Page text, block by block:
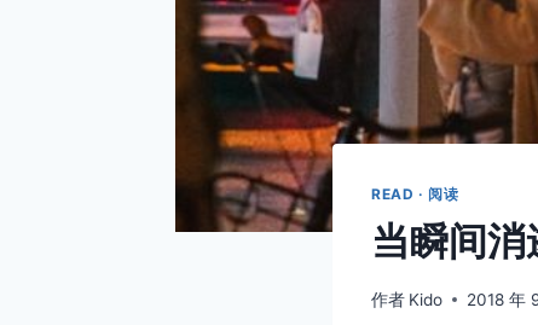
READ · 阅读
当瞬间
作者 Kido 2018 年